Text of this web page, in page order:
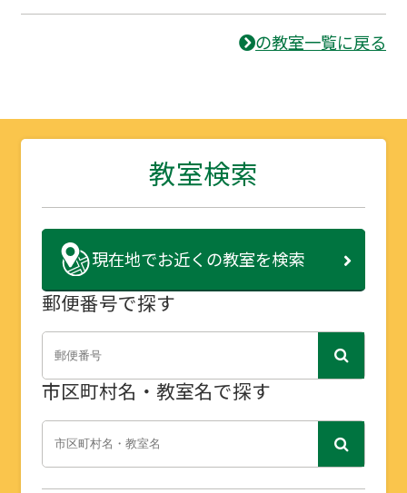
の教室一覧に戻る
教室検索
現在地でお近くの教室を検索
郵便番号で探す
市区町村名・教室名で探す